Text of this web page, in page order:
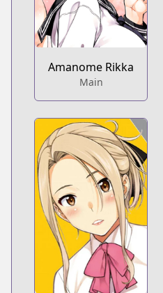
Amanome Rikka
Main